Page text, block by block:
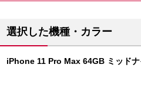
選択した機種・カラー
iPhone 11 Pro Max 64GB ミッド